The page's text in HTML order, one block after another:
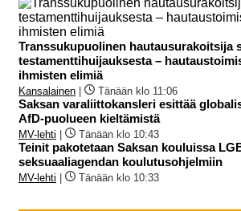
Transsukupuolinen hautausurakoitsija
testamenttihuijauksesta –
ihmisten elimiä
Kansalainen Tänään klo 11:06
Saksan varaliittokansleri esittää
AfD-puolueen kieltämistä
MV-lehti Tänään klo 10:43
Teinit pakotetaan Saksan kouluissa
seksuaaliagendan koulutusohjelmiin
MV-lehti Tänään klo 10:33